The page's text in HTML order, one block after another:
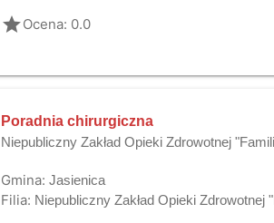
gradeOcena: 0.0
Poradnia chirurgiczna
Niepubliczny Zakład Opieki Zdrowotnej
Gmina: Jasienica
Filia: Niepubliczny Zakład Opieki Zdrowotnej